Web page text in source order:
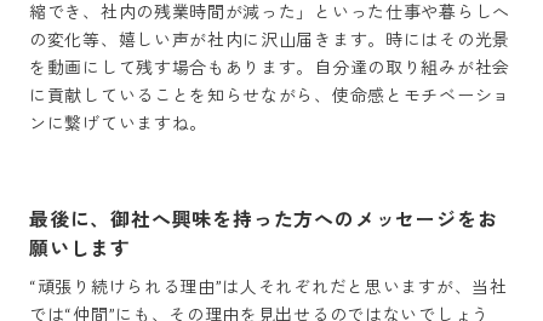
縮でき、社内の残業時間が減った」といった仕事や暮らしへ
の変化等、嬉しい声が社内に沢山届きます。時にはその光景
を動画にして残す場合もあります。自分達の取り組みが社会
に貢献していることを知らせながら、使命感とモチベーショ
ンに繋げていますね。
最後に、御社へ興味を持った方へのメッセージをお
願いします
“頑張り続けられる理由”は人それぞれだと思いますが、当社
では“仲間”にも、その理由を見出せるのではないでしょう